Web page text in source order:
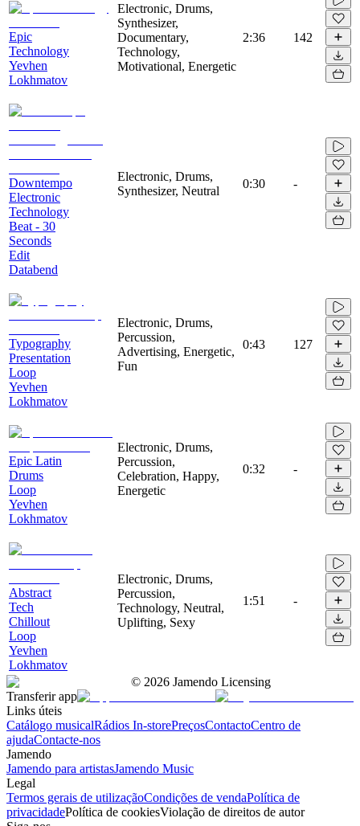
Epic
Technology
Yevhen
Lokhmatov
Electronic, Drums,
Synthesizer,
Documentary,
Technology,
Motivational, Energetic
2:36 142
Downtempo
Electronic
Technology
Beat - 30
Seconds
Edit
Databend
Electronic, Drums,
Synthesizer, Neutral
0:30 -
Typography
Presentation
Loop
Yevhen
Lokhmatov
Electronic, Drums,
Percussion,
Advertising, Energetic,
Fun
0:43 127
Epic Latin
Drums
Loop
Yevhen
Lokhmatov
Electronic, Drums,
Percussion,
Celebration, Happy,
Energetic
0:32 -
Abstract
Tech
Chillout
Loop
Yevhen
Lokhmatov
Electronic, Drums,
Percussion,
Technology, Neutral,
Uplifting, Sexy
1:51 -
© 2026 Jamendo Licensing
Transferir app
Links úteis
Catálogo musicalRádios In-storePreçosContactoCentro de
ajudaContacte-nos
Jamendo
Jamendo para artistasJamendo Music
Legal
Termos gerais de utilizaçãoCondições de vendaPolítica de
privacidadePolítica de cookiesViolação de direitos de autor